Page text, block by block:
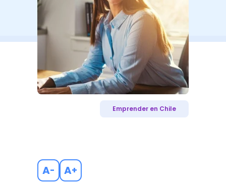
Emprender en Chile
A- A+